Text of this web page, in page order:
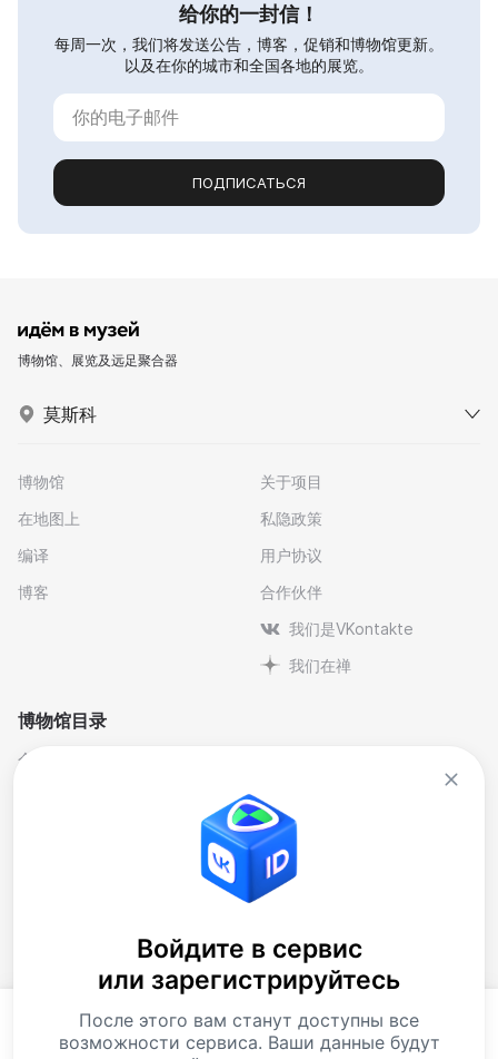
给你的一封信！
每周一次，我们将发送公告，博客，促销和博物馆更新。
以及在你的城市和全国各地的展览。
ПОДПИСАТЬСЯ
博物馆、展览及远足聚合器
莫斯科
博物馆
在地图上
编译
博客
关于项目
私隐政策
用户协议
合作伙伴
我们是VKontakte
我们在禅
博物馆目录
个人与纪念博物馆
当代艺术博物馆
自然科学博物馆
艺术
行业
博物馆藏品
下载应用程序
如你继续使用本网站，你便同意处理曲奇饼. 数据资料
Войдите в сервис
или зарегистрируйтесь
После этого вам станут доступны все
возможности сервиса. Ваши данные будут